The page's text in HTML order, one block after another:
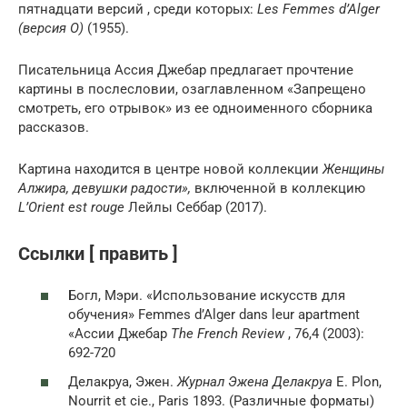
пятнадцати версий , среди которых: Les Femmes d’Alger
(версия O) (1955).
Писательница Ассия Джебар предлагает прочтение
картины в послесловии, озаглавленном «Запрещено
смотреть, его отрывок» из ее одноименного сборника
рассказов.
Картина находится в центре новой коллекцииЖенщины
Алжира, девушки радости», включенной в коллекцию
L’Orient est rouge Лейлы Себбар (2017).
Ссылки [ править ]
Богл, Мэри. «Использование искусств для
обучения» Femmes d’Alger dans leur apartment
«Ассии Джебар The French Review , 76,4 (2003):
692-720
Делакруа, Эжен. Журнал Эжена Делакруа E. Plon,
Nourrit et cie., Paris 1893. (Различные форматы)